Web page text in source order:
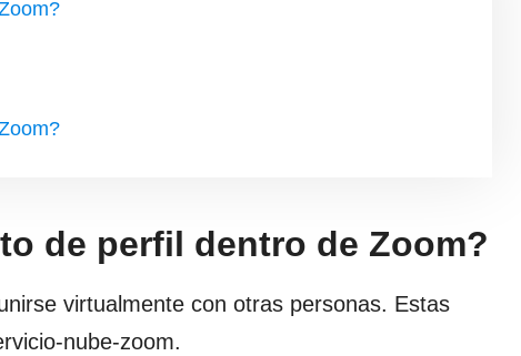
de perfil dentro de Zoom?
virtualmente con otras personas. Estas
nube-zoom.